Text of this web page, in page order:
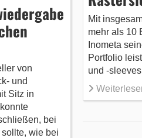
von
und
Sitz in
bei
wie bei
Mit
mehr als 10
Inometa
Portfolio
und -